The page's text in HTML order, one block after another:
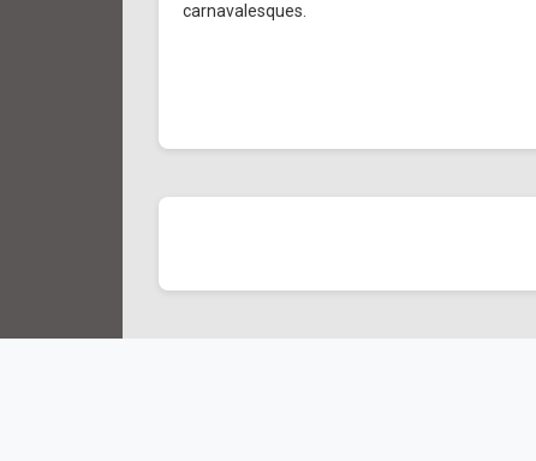
carnavalesques.